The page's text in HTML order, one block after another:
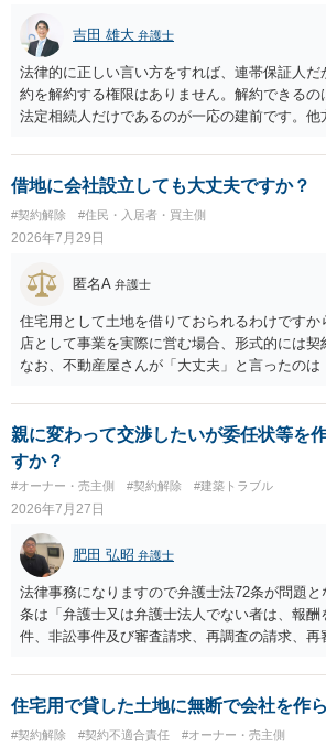
吉田 雄大 弁護士
法律的に正しい言い方をすれば、連帯保証人だ
約を解約する権限はありません。解約できる
法定相続人だけであるのが一応の建前です。他
する動機づけがなくなります。 今回進められ
も、建物を賃貸人に一日も早く明け渡すため
するのが良いと思います。またその方法で進
あるお知り合いさんにとっても、自身の経済的
められるため望ましいやり方だといえます。
借地に会社設立しても大丈夫ですか？
#契約解除 #住民・入居者・買主側
2026年7月29日
匿名A 弁護士
住宅用として土地を借りておられるわけです
店として事業を実際に営む場合、形式的には契
なお、不動産屋さんが「大丈夫」と言ったの
れますが、これは法的な保証ではありません
れるかどうかについては信頼関係が破壊され
すので、建物を事務所・店舗用に大きく改築
り、リスクはそれほど大きくないかもしれませ
大家さんが契約違反を口実に、将来の更新時に
したり、立ち退きを迫る材料に使ったりする可
ん。
親に変わって交渉したいが委任状等を
すか？
#オーナー・売主側 #契約解除 #建築トラブル
2026年7月27日
肥田 弘昭 弁護士
法律事務になりますので弁護士法72条が問題
条は「弁護士又は弁護士法人でない者は、報酬
件、非訟事件及び審査請求、再調査の請求、
しくは和解その他の法律事務を取り扱い、又
とを業とすることができない。ただし、この
の定めがある場合は、この限りでない。」と
住宅用で貸した土地に無断で会社を作ら
#契約解除 #契約不適合責任 #オーナー・売主側